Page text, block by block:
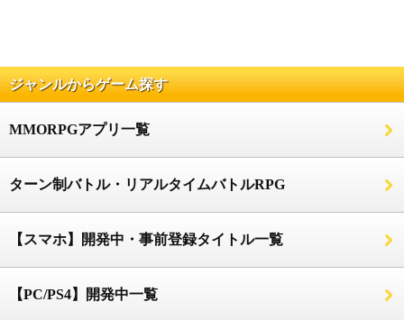
ジャンルからゲーム探す
MMORPGアプリ一覧
ターン制バトル・リアルタイムバトルRPG
【スマホ】開発中・事前登録タイトル一覧
【PC/PS4】開発中一覧